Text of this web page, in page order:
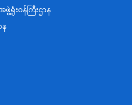
ရုံးဝန်ကြီးဌာန
န
န
စက်မှုဝန်ကြီးဌာန
ခြားစီးပွားဆက်သွယ်ရေးဝန်ကြီးဌာန